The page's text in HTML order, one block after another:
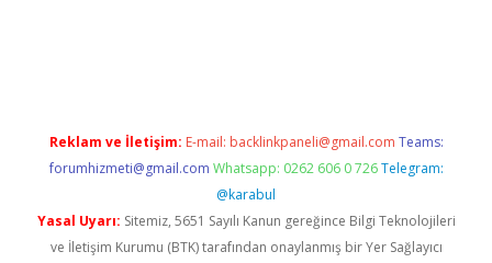
Reklam ve İletişim: E-mail: backlinkpaneli@gmail.com Teams:
forumhizmeti@gmail.com Whatsapp: 0262 606 0 726 Telegram:
@karabul
Yasal Uyarı: Sitemiz, 5651 Sayılı Kanun gereğince Bilgi Teknolojileri
ve İletişim Kurumu (BTK) tarafından onaylanmış bir Yer Sağlayıcı